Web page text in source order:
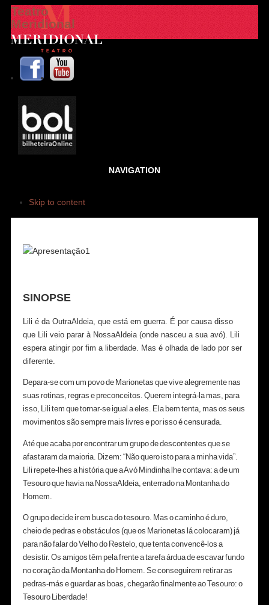
Teatro
Meridional
NAVIGATION
Skip to content
SINOPSE
Lili é da OutraAldeia, que está em guerra. É por causa disso
que Lili veio parar à NossaAldeia (onde nasceu a sua avó). Lili
espera atingir por fim a liberdade. Mas é olhada de lado por ser
diferente.
Depara-se com um povo de Marionetas que vive alegremente nas
suas rotinas, regras e preconceitos. Querem integrá-la mas, para
isso, Lili tem que tornar-se igual a eles. Ela bem tenta, mas os seus
movimentos são sempre mais livres e por isso é censurada.
Até que acaba por encontrar um grupo de descontentes que se
afastaram da maioria. Dizem: “Não quero isto para a minha vida”.
Lili repete-lhes a história que a Avó Mindinha lhe contava: a de um
Tesouro que havia na NossaAldeia, enterrado na Montanha do
Homem.
O grupo decide ir em busca do tesouro. Mas o caminho é duro,
cheio de pedras e obstáculos (que os Marionetas lá colocaram) já
para não falar do Velho do Restelo, que tenta convencê-los a
desistir. Os amigos têm pela frente a tarefa árdua de escavar fundo
no coração da Montanha do Homem. Se conseguirem retirar as
pedras-más e guardar as boas, chegarão finalmente ao Tesouro: o
Tesouro Liberdade!